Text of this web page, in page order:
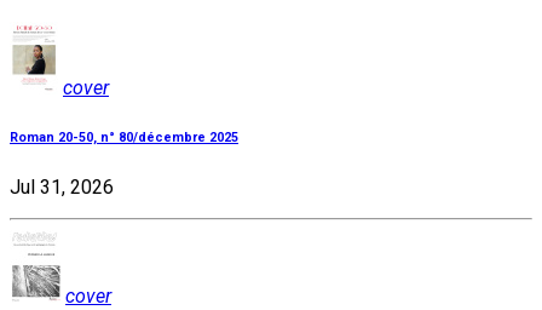
cover
Roman 20-50, n° 80/décembre 2025
Jul 31, 2026
cover